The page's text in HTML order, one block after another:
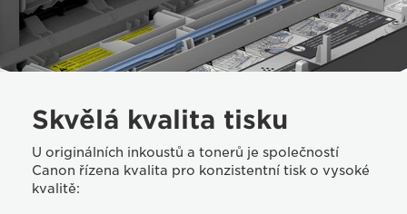
Skvělá kvalita tisku
U originálních inkoustů a tonerů je společností
Canon řízena kvalita pro konzistentní tisk o vysoké
kvalitě: